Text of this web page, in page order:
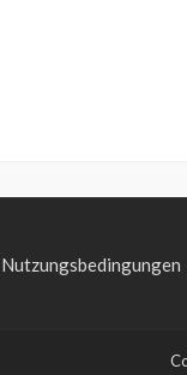
Nutzungsbedingungen